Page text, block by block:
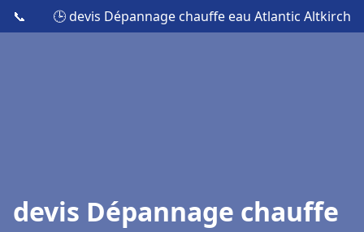
📞 🕒 devis Dépannage chauffe eau Atlantic Altkirch
devis Dépannage chauffe